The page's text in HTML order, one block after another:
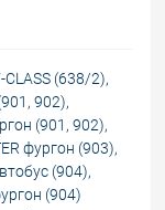
CLASS (638/2),
902),
(901, 902),
фургон (903),
(904),
(904)